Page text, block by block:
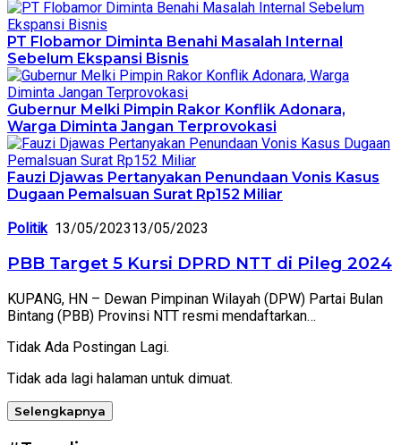
PT Flobamor Diminta Benahi Masalah Internal
Sebelum Ekspansi Bisnis
Gubernur Melki Pimpin Rakor Konflik Adonara,
Warga Diminta Jangan Terprovokasi
Fauzi Djawas Pertanyakan Penundaan Vonis Kasus
Dugaan Pemalsuan Surat Rp152 Miliar
Politik 13/05/202313/05/2023
PBB Target 5 Kursi DPRD NTT di Pileg 2024
KUPANG, HN – Dewan Pimpinan Wilayah (DPW) Partai Bulan
Bintang (PBB) Provinsi NTT resmi mendaftarkan…
Tidak Ada Postingan Lagi.
Tidak ada lagi halaman untuk dimuat.
Selengkapnya